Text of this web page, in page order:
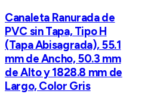
Canaleta Ranurada de
PVC sin Tapa, Tipo H
(Tapa Abisagrada), 55.1
mm de Ancho, 50.3 mm
de Alto y 1828.8 mm de
Largo, Color Gris